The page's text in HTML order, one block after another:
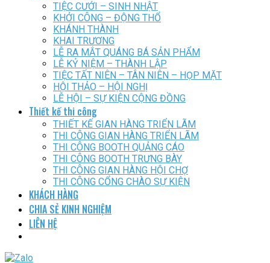
TIỆC CƯỚI – SINH NHẬT
KHỞI CÔNG – ĐỘNG THỔ
KHÁNH THÀNH
KHAI TRƯƠNG
LỄ RA MẮT QUÁNG BÁ SẢN PHẨM
LỄ KỶ NIỆM – THÀNH LẬP
TIỆC TẤT NIÊN – TÂN NIÊN – HỌP MẶT
HỘI THẢO – HỘI NGHỊ
LỄ HỘI – SỰ KIỆN CỘNG ĐỒNG
Thiết kế thi công
THIẾT KẾ GIAN HÀNG TRIỂN LÃM
THI CÔNG GIAN HÀNG TRIỂN LÃM
THI CÔNG BOOTH QUẢNG CÁO
THI CÔNG BOOTH TRƯNG BÀY
THI CÔNG GIAN HÀNG HỘI CHỢ
THI CÔNG CỔNG CHÀO SỰ KIỆN
KHÁCH HÀNG
CHIA SẺ KINH NGHIỆM
LIÊN HỆ